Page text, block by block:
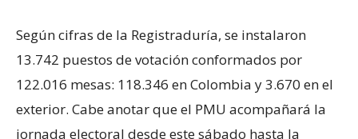
Según cifras de la Registraduría, se instalaron
13.742 puestos de votación conformados por
122.016 mesas: 118.346 en Colombia y 3.670 en el
exterior. Cabe anotar que el PMU acompañará la
jornada electoral desde este sábado hasta la